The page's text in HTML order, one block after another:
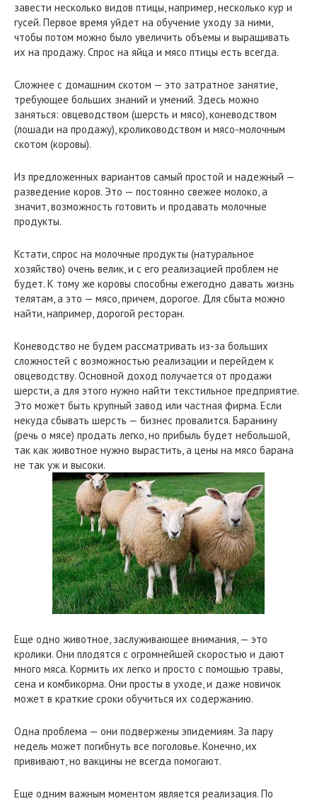
завести несколько видов птицы, например, несколько кур и
гусей. Первое время уйдет на обучение уходу за ними,
чтобы потом можно было увеличить объемы и выращивать
их на продажу. Спрос на яйца и мясо птицы есть всегда.
Сложнее с домашним скотом — это затратное занятие,
требующее больших знаний и умений. Здесь можно
заняться: овцеводством (шерсть и мясо), коневодством
(лошади на продажу), кролиководством и мясо-молочным
скотом (коровы).
Из предложенных вариантов самый простой и надежный —
разведение коров. Это — постоянно свежее молоко, а
значит, возможность готовить и продавать молочные
продукты.
Кстати, спрос на молочные продукты (натуральное
хозяйство) очень велик, и с его реализацией проблем не
будет. К тому же коровы способны ежегодно давать жизнь
телятам, а это — мясо, причем, дорогое. Для сбыта можно
найти, например, дорогой ресторан.
Коневодство не будем рассматривать из-за больших
сложностей с возможностью реализации и перейдем к
овцеводству. Основной доход получается от продажи
шерсти, а для этого нужно найти текстильное предприятие.
Это может быть крупный завод или частная фирма. Если
некуда сбывать шерсть — бизнес провалится. Баранину
(речь о мясе) продать легко, но прибыль будет небольшой,
так как животное нужно вырастить, а цены на мясо барана
не так уж и высоки.
Еще одно животное, заслуживающее внимания, — это
кролики. Они плодятся с огромнейшей скоростью и дают
много мяса. Кормить их легко и просто с помощью травы,
сена и комбикорма. Они просты в уходе, и даже новичок
может в краткие сроки обучиться их содержанию.
Одна проблема — они подвержены эпидемиям. За пару
недель может погибнуть все поголовье. Конечно, их
прививают, но вакцины не всегда помогают.
Еще одним важным моментом является реализация. По